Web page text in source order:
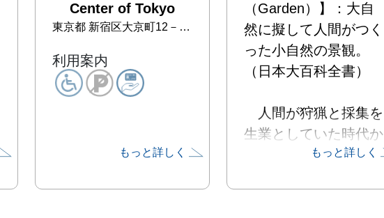
Center of Tokyo
東京都 新宿区大京町12－9 アートコンプレックスセンター 2F
利用案内
もっと詳しく
（Garden）】：大自
然に擬して人間がつく
った小自然の景観。
（日本大百科全書）
人間が狩猟と採集を
生業としていた時代か
ら、科学技術の発展し
もっと詳しく